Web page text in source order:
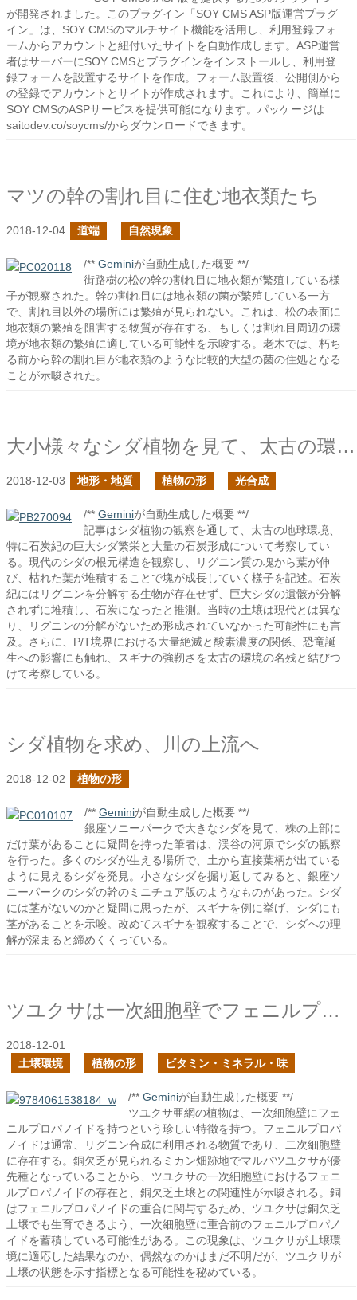
が開発されました。このプラグイン「SOY CMS ASP版運営プラグ
イン」は、SOY CMSのマルチサイト機能を活用し、利用登録フォ
ームからアカウントと紐付いたサイトを自動作成します。ASP運営
者はサーバーにSOY CMSとプラグインをインストールし、利用登
録フォームを設置するサイトを作成。フォーム設置後、公開側から
の登録でアカウントとサイトが作成されます。これにより、簡単に
SOY CMSのASPサービスを提供可能になります。パッケージは
saitodev.co/soycms/からダウンロードできます。
マツの幹の割れ目に住む地衣類たち
2018-12-04 道端 自然現象
/** Geminiが自動生成した概要 **/
街路樹の松の幹の割れ目に地衣類が繁殖している様
子が観察された。幹の割れ目には地衣類の菌が繁殖している一方
で、割れ目以外の場所には繁殖が見られない。これは、松の表面に
地衣類の繁殖を阻害する物質が存在する、もしくは割れ目周辺の環
境が地衣類の繁殖に適している可能性を示唆する。老木では、朽ち
る前から幹の割れ目が地衣類のような比較的大型の菌の住処となる
ことが示唆された。
大小様々なシダ植物を見て、太古の環境に思いを馳せる
2018-12-03 地形・地質 植物の形 光合成
/** Geminiが自動生成した概要 **/
記事はシダ植物の観察を通して、太古の地球環境、
特に石炭紀の巨大シダ繁栄と大量の石炭形成について考察してい
る。現代のシダの根元構造を観察し、リグニン質の塊から葉が伸
び、枯れた葉が堆積することで塊が成長していく様子を記述。石炭
紀にはリグニンを分解する生物が存在せず、巨大シダの遺骸が分解
されずに堆積し、石炭になったと推測。当時の土壌は現代とは異な
り、リグニンの分解がないため形成されていなかった可能性にも言
及。さらに、P/T境界における大量絶滅と酸素濃度の関係、恐竜誕
生への影響にも触れ、スギナの強靭さを太古の環境の名残と結びつ
けて考察している。
シダ植物を求め、川の上流へ
2018-12-02 植物の形
/** Geminiが自動生成した概要 **/
銀座ソニーパークで大きなシダを見て、株の上部に
だけ葉があることに疑問を持った筆者は、渓谷の河原でシダの観察
を行った。多くのシダが生える場所で、土から直接葉柄が出ている
ように見えるシダを発見。小さなシダを掘り返してみると、銀座ソ
ニーパークのシダの幹のミニチュア版のようなものがあった。シダ
には茎がないのかと疑問に思ったが、スギナを例に挙げ、シダにも
茎があることを示唆。改めてスギナを観察することで、シダへの理
解が深まると締めくくっている。
ツユクサは一次細胞壁でフェニルプロパノイドを持って何をする？
2018-12-01
土壌環境
植物の形 ビタミン・ミネラル・味
/** Geminiが自動生成した概要 **/
ツユクサ亜網の植物は、一次細胞壁にフェ
ニルプロパノイドを持つという珍しい特徴を持つ。フェニルプロパ
ノイドは通常、リグニン合成に利用される物質であり、二次細胞壁
に存在する。銅欠乏が見られるミカン畑跡地でマルバツユクサが優
先種となっていることから、ツユクサの一次細胞壁におけるフェニ
ルプロパノイドの存在と、銅欠乏土壌との関連性が示唆される。銅
はフェニルプロパノイドの重合に関与するため、ツユクサは銅欠乏
土壌でも生育できるよう、一次細胞壁に重合前のフェニルプロパノ
イドを蓄積している可能性がある。この現象は、ツユクサが土壌環
境に適応した結果なのか、偶然なのかはまだ不明だが、ツユクサが
土壌の状態を示す指標となる可能性を秘めている。